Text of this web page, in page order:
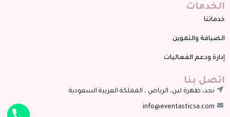
الخدمات
خدماتنا
الضيافة والتموين
إدارة ودعم الفعاليات
اتصل بنا
نجد، ظهرة لبن، الرياض ، المملكة العربية السعودية
info@eventasticsa.com